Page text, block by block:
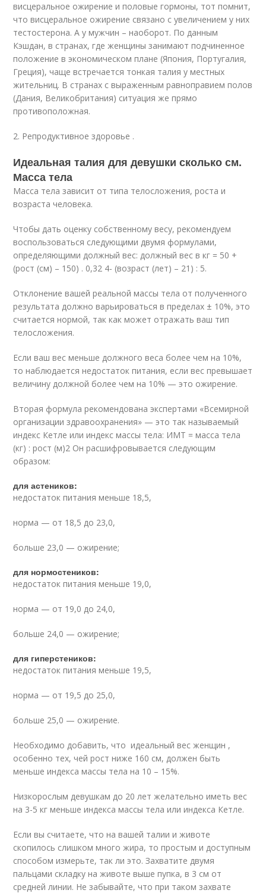
висцеральное ожирение и половые гормоны, тот помнит,
что висцеральное ожирение связано с увеличением у них
тестостерона. А у мужчин – наоборот. По данным
Кэшдан, в странах, где женщины занимают подчиненное
положение в экономическом плане (Япония, Португалия,
Греция), чаще встречается тонкая талия у местных
жительниц. В странах с выраженным равноправием полов
(Дания, Великобритания) ситуация же прямо
противоположная.
2. Репродуктивное здоровье .
Идеальная талия для девушки сколько см.
Масса тела
Масса тела зависит от типа телосложения, роста и
возраста человека.
Чтобы дать оценку собственному весу, рекомендуем
воспользоваться следующими двумя формулами,
определяющими должный вес: должный вес в кг = 50 +
(рост (см) – 150) . 0,32 4- (возраст (лет) – 21) : 5.
Отклонение вашей реальной массы тела от полученного
результата должно варьироваться в пределах ± 10%, это
считается нормой, так как может отражать ваш тип
телосложения.
Если ваш вес меньше должного веса более чем на 10%,
то наблюдается недостаток питания, если вес превышает
величину должной более чем на 10% — это ожирение.
Вторая формула рекомендована экспертами «Всемирной
организации здравоохранения» — это так называемый
индекс Кетле или индекс массы тела: ИМТ = масса тела
(кг) : рост (м)2 Он расшифровывается следующим
образом:
для астеников:
недостаток питания меньше 18,5,
норма — от 18,5 до 23,0,
больше 23,0 — ожирение;
для нормостеников:
недостаток питания меньше 19,0,
норма — от 19,0 до 24,0,
больше 24,0 — ожирение;
для гиперстеников:
недостаток питания меньше 19,5,
норма — от 19,5 до 25,0,
больше 25,0 — ожирение.
Необходимо добавить, что идеальный вес женщин ,
особенно тех, чей рост ниже 160 см, должен быть
меньше индекса массы тела на 10 – 15%.
Низкорослым девушкам до 20 лет желательно иметь вес
на 3-5 кг меньше индекса массы тела или индекса Кетле.
Если вы считаете, что на вашей талии и животе
скопилось слишком много жира, то простым и доступным
способом измерьте, так ли это. Захватите двумя
пальцами складку на животе выше пупка, в 3 см от
средней линии. Не забывайте, что при таком захвате